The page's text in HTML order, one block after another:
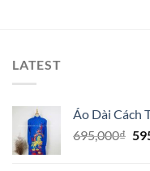
LATEST
Áo Dài Cách
695,000₫ Giá